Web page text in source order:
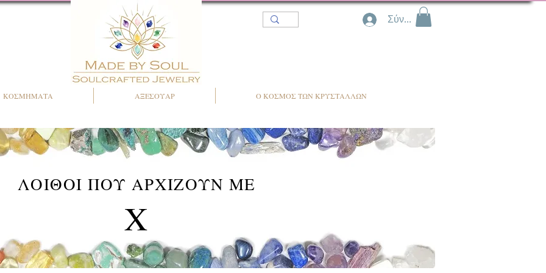
Σύνδεση
ΚΟΣΜΗΜΑΤΑ ΑΞΕΣΟΥΑΡ Ο ΚΟΣΜΟΣ ΤΩΝ ΚΡΥΣΤΑΛΛΩΝ
ΛΟΙΘΟΙ ΠΟΥ ΑΡΧΙΖΟΥΝ ΜΕ
Χ